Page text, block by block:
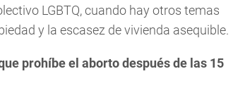
LGBTQ, cuando hay otros temas
y la escasez de vivienda asequible.
prohíbe el aborto después de las 15